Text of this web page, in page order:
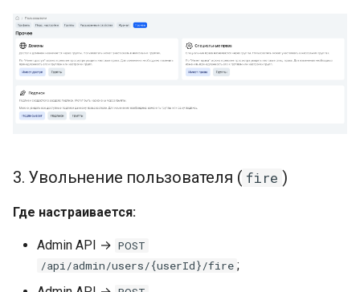
3. Увольнение пользователя ( fire )
Где настраивается:
Admin API → POST
/api/admin/users/{userId}/fire ;